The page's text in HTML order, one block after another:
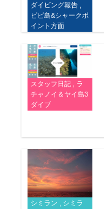
ダイビング報告 ,
ピピ島&シャークポ
イント方面
スタッフ日記 , ラ
チャノイ＆ヤイ島3
ダイブ
シミラン , シミラ